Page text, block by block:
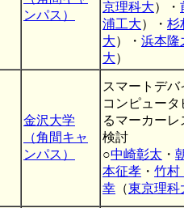
ンパス）
京理科大）・
浦工大）・ 杉
大）・ 浜本隆
大）
金沢大学
（角間キャ
ンパス）
スマートデ
コンピュー
るマーカー
検討
○中崎彰太 ・
本征孝 ・ 竹
幸 （東京理科